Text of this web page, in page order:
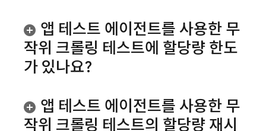
앱 테스트 에이전트를 사용한 무
작위 크롤링 테스트에 할당량 한도
가 있나요?
앱 테스트 에이전트를 사용한 무
작위 크롤링 테스트의 할당량 재시